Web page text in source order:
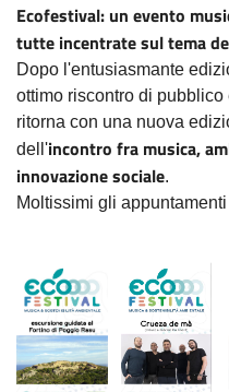
Ecofestival: un evento
tutte incentrate sul tema
Dopo l'entusiasmante
ottimo riscontro di
ritorna con una nuova
dell'incontro fra musica,
innovazione sociale.
Moltissimi gli